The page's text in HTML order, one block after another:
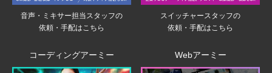
音声・ミキサー担当スタッフの
依頼・手配はこちら
スイッチャースタッフの
依頼・手配はこちら
コーディングアーミー Webアーミー